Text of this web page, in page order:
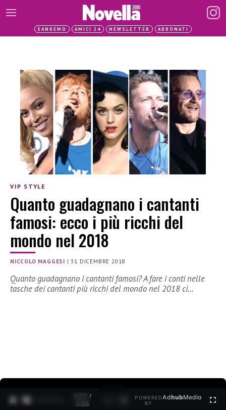
SANREMO AMICI 24 NEWSLETTER ABBONATI
VIP STYLE
Quanto guadagnano i cantanti
famosi: ecco i più ricchi del
mondo nel 2018
NICCOLO MAGGESI |31 DICEMBRE 2018
Quanto guadagnano i cantanti famosi? A fare i conti nelle
tasche dei cantanti più ricchi del mondo nel 2018 ci…
0:28 /
3:35
POWERED
BY
AdhubMedia